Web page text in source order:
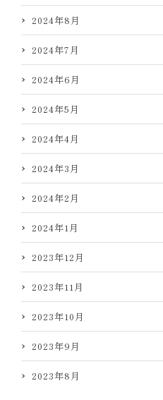
2024年8月
2024年7月
2024年6月
2024年5月
2024年4月
2024年3月
2024年2月
2024年1月
2023年12月
2023年11月
2023年10月
2023年9月
2023年8月